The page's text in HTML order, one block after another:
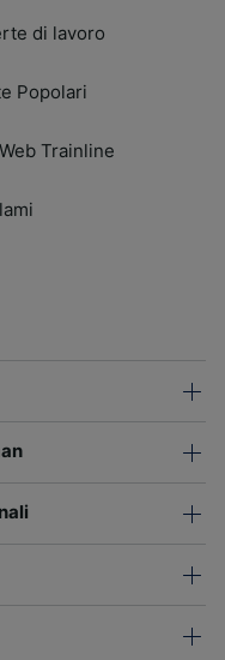
di lavoro
Popolari
Trainline